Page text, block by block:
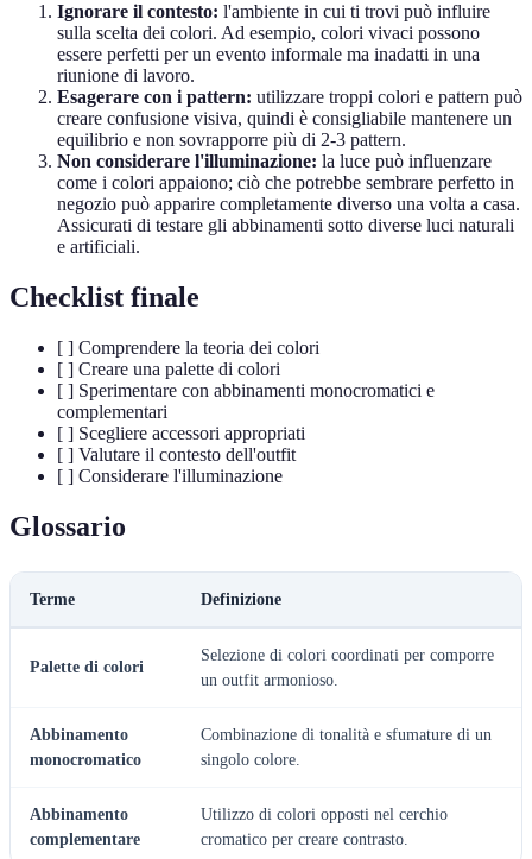
Ignorare il contesto: l'ambiente in cui ti trovi può influire
sulla scelta dei colori. Ad esempio, colori vivaci possono
essere perfetti per un evento informale ma inadatti in una
riunione di lavoro.
Esagerare con i pattern: utilizzare troppi colori e pattern può
creare confusione visiva, quindi è consigliabile mantenere un
equilibrio e non sovrapporre più di 2-3 pattern.
Non considerare l'illuminazione: la luce può influenzare
come i colori appaiono; ciò che potrebbe sembrare perfetto in
negozio può apparire completamente diverso una volta a casa.
Assicurati di testare gli abbinamenti sotto diverse luci naturali
e artificiali.
Checklist finale
[ ] Comprendere la teoria dei colori
[ ] Creare una palette di colori
[ ] Sperimentare con abbinamenti monocromatici e
complementari
[ ] Scegliere accessori appropriati
[ ] Valutare il contesto dell'outfit
[ ] Considerare l'illuminazione
Glossario
Terme Definizione
Palette di colori
Selezione di colori coordinati per comporre
un outfit armonioso.
Abbinamento
monocromatico
Combinazione di tonalità e sfumature di un
singolo colore.
Abbinamento
complementare
Utilizzo di colori opposti nel cerchio
cromatico per creare contrasto.